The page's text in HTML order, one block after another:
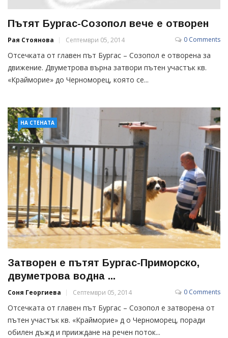
Пътят Бургас-Созопол вече е отворен
Рая Стоянова Септември 05, 2014 0 Comments
Отсечката от главен път Бургас – Созопол е отворена за
движение. Двуметрова върна затвори пътен участък кв.
«Крайморие» до Черноморец, която се...
НА СТЕНАТА
Затворен е пътят Бургас-Приморско,
двуметрова водна ...
Соня Георгиева Септември 05, 2014 0 Comments
Отсечката от главен път Бургас – Созопол е затворена от
пътен участък кв. «Крайморие» д о Черноморец, поради
обилен дъжд и прииждане на речен поток...